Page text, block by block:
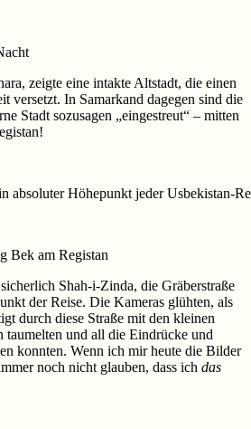
zeigte eine intakte Altstadt, die einen
versetzt. In Samarkand dagegen sind die
Stadt sozusagen „eingestreut“ – mitten
absoluter Höhepunkt jeder Usbekistan-
Bek am Registan
Shah-i-Zinda, die Gräberstraße
der Reise. Die Kameras glühten, als
durch diese Straße mit den kleinen
taumelten und all die Eindrücke und
konnten. Wenn ich mir heute die Bilder
noch nicht glauben, dass ich das